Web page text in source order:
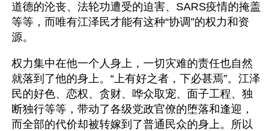
道德的沦丧、法轮功遭受的迫害、SARS疫情的掩盖
等等，而唯有江泽民才能有这种“协调”的权力和资
源。
权力集中在他一个人身上，一切灾难的责任也自然
就落到了他的身上。“上有好之者，下必甚焉”。江泽
民的好色、恋权、贪财、哗众取宠、面子工程、独
断独行等等，带动了各级党政官僚的堕落和逢迎，
而全部的代价却被转嫁到了普通民众的身上。所以